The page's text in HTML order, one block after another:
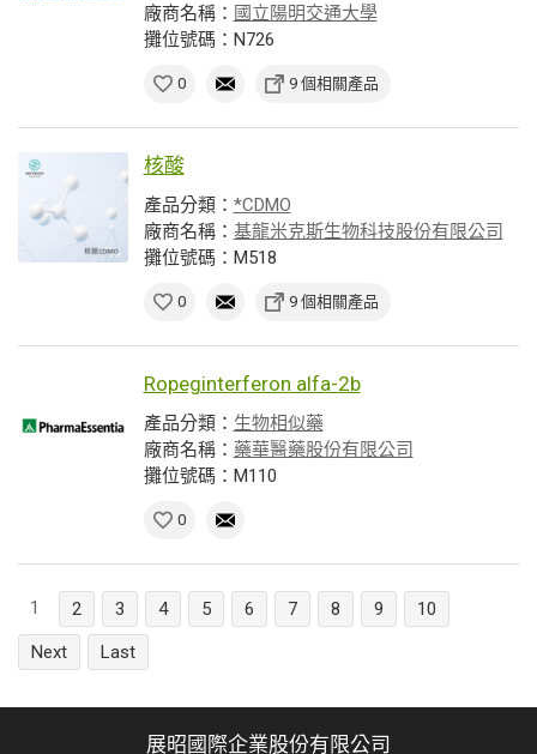
廠商名稱： 國立陽明交通大學
攤位號碼：N726
0 9 個相關產品
核酸
產品分類： *CDMO
廠商名稱： 基龍米克斯生物科技股份有限公司
攤位號碼：M518
0 9 個相關產品
Ropeginterferon alfa-2b
產品分類： 生物相似藥
廠商名稱： 藥華醫藥股份有限公司
攤位號碼：M110
0
1 2 3 4 5 6 7 8 9
10
Next
Last
展昭國際企業股份有限公司